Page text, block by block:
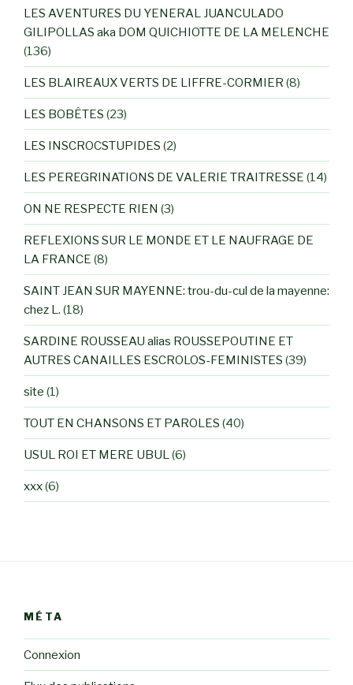
LES AVENTURES DU YENERAL JUANCULADO
GILIPOLLAS aka DOM QUICHIOTTE DE LA MELENCHE
(136)
LES BLAIREAUX VERTS DE LIFFRE-CORMIER (8)
LES BOBÊTES (23)
LES INSCROCSTUPIDES (2)
LES PEREGRINATIONS DE VALERIE TRAITRESSE (14)
ON NE RESPECTE RIEN (3)
REFLEXIONS SUR LE MONDE ET LE NAUFRAGE DE
LA FRANCE (8)
SAINT JEAN SUR MAYENNE: trou-du-cul de la mayenne:
chez L. (18)
SARDINE ROUSSEAU alias ROUSSEPOUTINE ET
AUTRES CANAILLES ESCROLOS-FEMINISTES (39)
site (1)
TOUT EN CHANSONS ET PAROLES (40)
USUL ROI ET MERE UBUL (6)
xxx(6)
MÉTA
Connexion